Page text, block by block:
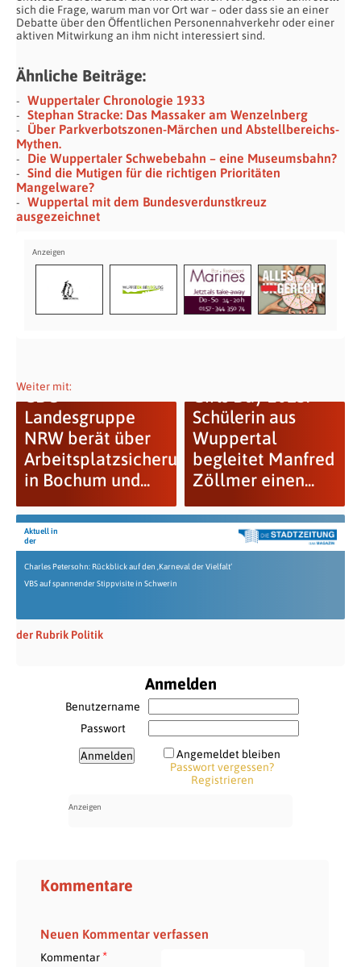
sich die Frage, warum man vor Ort war – oder dass sie an einer
Debatte über den Öffentlichen Personennahverkehr oder einer
aktiven Mitwirkung an ihm nicht interessiert sind.
Ähnliche Beiträge:
Wuppertaler Chronologie 1933
Stephan Stracke: Das Massaker am Wenzelnberg
Über Parkverbotszonen-Märchen und Abstellbereichs-
Mythen.
Die Wuppertaler Schwebebahn – eine Museumsbahn?
Sind die Mutigen für die richtigen Prioritäten
Mangelware?
Wuppertal mit dem Bundesverdunstkreuz
ausgezeichnet
Weiter mit:
CDU-
Landesgruppe
NRW berät über
Arbeitsplatzsicherung
in Bochum und...
Schülerin aus
Wuppertal
begleitet Manfred
Zöllmer einen...
Aktuell in
der
Charles Petersohn: Rückblick auf den ‚Karneval der Vielfalt‘
VBS auf spannender Stippvisite in Schwerin
der Rubrik Politik
Anmelden
Benutzername
Passwort
Angemeldet bleiben
Passwort vergessen?
Registrieren
Kommentare
Neuen Kommentar verfassen
Kommentar*